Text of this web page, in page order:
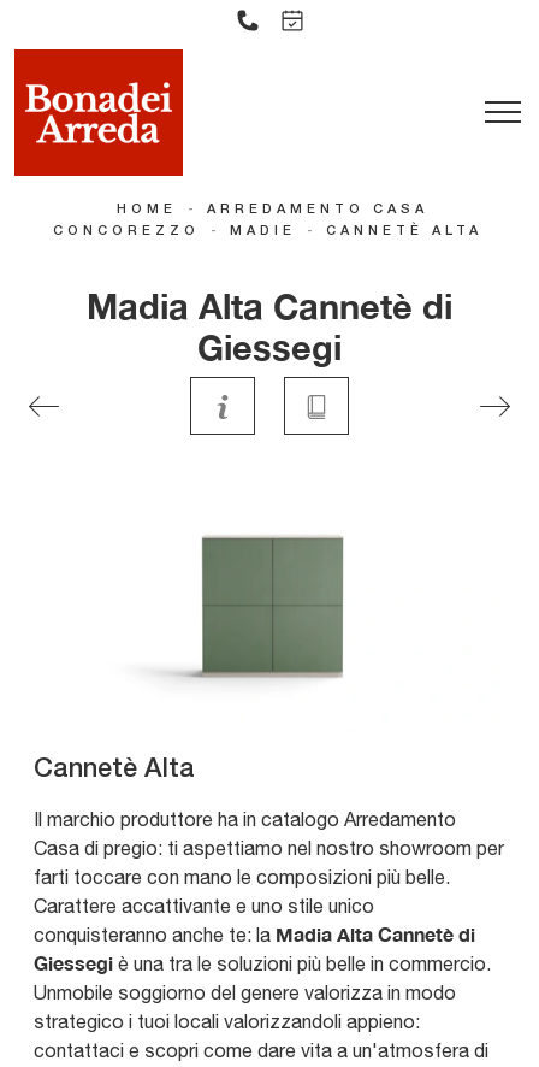
HOME -
ARREDAMENTO CASA
CONCOREZZO
- MADIE - CANNETÈ ALTA
Madia Alta Cannetè di
Giessegi
Cannetè Alta
Il marchio produttore ha in catalogo Arredamento
Casa di pregio: ti aspettiamo nel nostro showroom per
farti toccare con mano le composizioni più belle.
Carattere accattivante e uno stile unico
conquisteranno anche te: la Madia Alta Cannetè di
Giessegi è una tra le soluzioni più belle in commercio.
Unmobile soggiorno del genere valorizza in modo
strategico i tuoi locali valorizzandoli appieno:
contattaci e scopri come dare vita a un'atmosfera di